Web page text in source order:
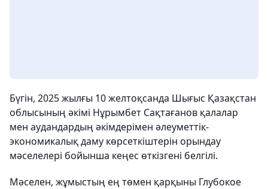
Бүгін, 2025 жылғы 10 желтоқсанда Шығыс Қазақстан
облысының әкімі Нұрымбет Сақтағанов қалалар
мен аудандардың әкімдерімен әлеуметтік-
экономикалық даму көрсеткіштерін орындау
мәселелері бойынша кеңес өткізгені белгілі.
Мәселен, жұмыстың ең төмен қарқыны Глубокое